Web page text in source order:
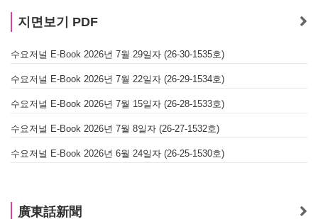
지면보기 PDF
수요저널 E-Book 2026년 7월 29일자 (26-30-1535호)
수요저널 E-Book 2026년 7월 22일자 (26-29-1534호)
수요저널 E-Book 2026년 7월 15일자 (26-28-1533호)
수요저널 E-Book 2026년 7월 8일자 (26-27-1532호)
수요저널 E-Book 2026년 6월 24일자 (26-25-1530호)
廣東話新聞